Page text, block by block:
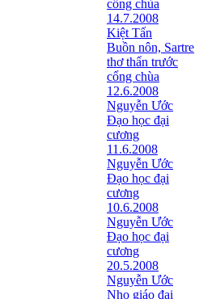
cổng chùa
14.7.2008
Kiệt Tấn
Buồn nôn, Sartre
thơ thẩn trước
cổng chùa
12.6.2008
Nguyễn Ước
Ðạo học đại
cương
11.6.2008
Nguyễn Ước
Ðạo học đại
cương
10.6.2008
Nguyễn Ước
Ðạo học đại
cương
20.5.2008
Nguyễn Ước
Nho giáo đại